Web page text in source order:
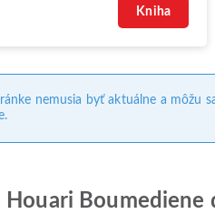
Kniha
nemusia byť aktuálne a môžu
Houari